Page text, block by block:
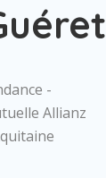
-
Allianz